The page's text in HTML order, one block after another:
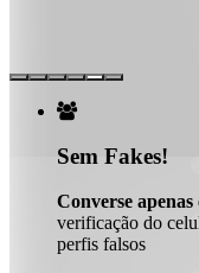

Sem Fakes!
Converse apenas
verificação do
perfis falsos